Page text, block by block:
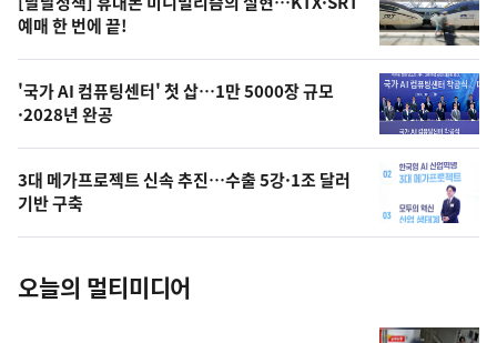
상
오
의
사
진
예매 한 번에 끝!
'국가 AI 컴퓨팅센터' 첫 삽…1만 5000장 규모
·2028년 완공
3대 메가프로젝트 신속 추진…수출 5강·1조 달러
기반 구축
오늘의 멀티미디어